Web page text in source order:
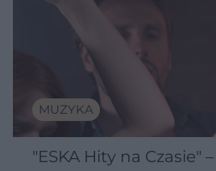
MUZYKA
"ESKA Hity na Czasie"